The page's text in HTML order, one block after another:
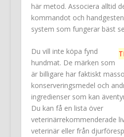
här metod. Associera alltid
kommandot och
system som fungerar bäst
Du vill inte köpa fynd
hundmat. De märken som
är billigare har faktiskt
konserveringsmedel och
ingredienser som kan
Du kan få en lista över
veterinärrekommenderade
veterinär eller från